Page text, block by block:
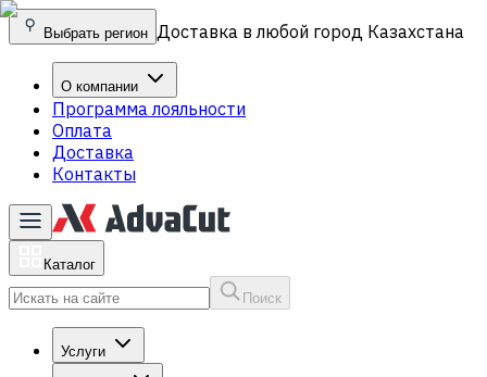
Выбрать регион Доставка в любой город Казахстана
О компании
Программа лояльности
Оплата
Доставка
Контакты
Каталог
Поиск
Услуги